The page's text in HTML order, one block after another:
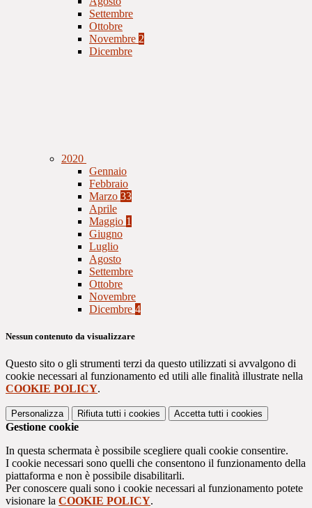
Settembre
Ottobre
Novembre 2
Dicembre
2020
Gennaio
Febbraio
Marzo 33
Aprile
Maggio 1
Giugno
Luglio
Agosto
Settembre
Ottobre
Novembre
Dicembre 4
Nessun contenuto da visualizzare
Questo sito o gli strumenti terzi da questo utilizzati si avvalgono di
cookie necessari al funzionamento ed utili alle finalità illustrate nella
COOKIE POLICY.
Personalizza Rifiuta tutti i cookies Accetta tutti i cookies
Gestione cookie
In questa schermata è possibile scegliere quali cookie consentire.
I cookie necessari sono quelli che consentono il funzionamento della
piattaforma e non è possibile disabilitarli.
Per conoscere quali sono i cookie necessari al funzionamento potete
visionare la COOKIE POLICY.